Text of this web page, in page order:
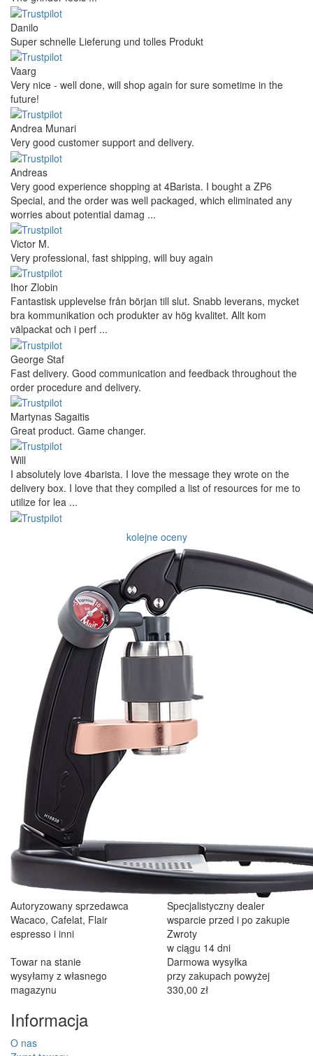
Danilo
Super schnelle Lieferung und tolles Produkt
Vaarg
Very nice - well done, will shop again for sure sometime in the
future!
Andrea Munari
Very good customer support and delivery.
Andreas
Very good experience shopping at 4Barista. I bought a ZP6
Special, and the order was well packaged, which eliminated any
worries about potential damag ...
Victor M.
Very professional, fast shipping, will buy again
Ihor Zlobin
Fantastisk upplevelse från början till slut. Snabb leverans, mycket
bra kommunikation och produkter av hög kvalitet. Allt kom
välpackat och i perf ...
George Staf
Fast delivery. Good communication and feedback throughout the
order procedure and delivery.
Martynas Sagaitis
Great product. Game changer.
Will
I absolutely love 4barista. I love the message they wrote on the
delivery box. I love that they compiled a list of resources for me to
utilize for lea ...
kolejne oceny
Autoryzowany sprzedawca
Wacaco, Cafelat, Flair
espresso i inni
Specjalistyczny dealer
wsparcie przed i po zakupie
Zwroty
w ciągu 14 dni
Towar na stanie
wysyłamy z własnego
magazynu
Darmowa wysyłka
przy zakupach powyżej
330,00 zł
Informacja
O nas